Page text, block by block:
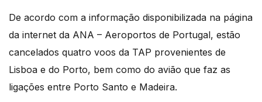
De acordo com a informação disponibilizada na página
da internet da ANA – Aeroportos de Portugal, estão
cancelados quatro voos da TAP provenientes de
Lisboa e do Porto, bem como do avião que faz as
ligações entre Porto Santo e Madeira.